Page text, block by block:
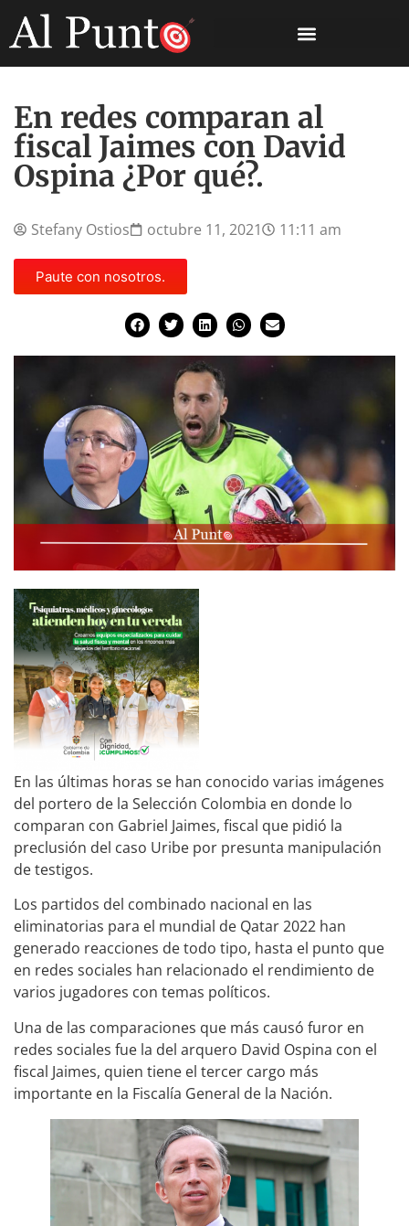
En redes comparan al
fiscal Jaimes con David
Ospina ¿Por qué?.
Stefany Ostios octubre 11, 2021 11:11 am
Paute con nosotros.
En las últimas horas se han conocido varias imágenes
del portero de la Selección Colombia en donde lo
comparan con Gabriel Jaimes, fiscal que pidió la
preclusión del caso Uribe por presunta manipulación
de testigos.
Los partidos del combinado nacional en las
eliminatorias para el mundial de Qatar 2022 han
generado reacciones de todo tipo, hasta el punto que
en redes sociales han relacionado el rendimiento de
varios jugadores con temas políticos.
Una de las comparaciones que más causó furor en
redes sociales fue la del arquero David Ospina con el
fiscal Jaimes, quien tiene el tercer cargo más
importante en la Fiscalía General de la Nación.